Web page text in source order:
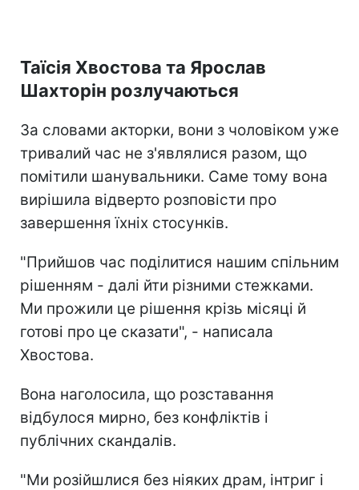
Таїсія Хвостова та Ярослав
Шахторін розлучаються
За словами акторки, вони з чоловіком уже
тривалий час не з'являлися разом, що
помітили шанувальники. Саме тому вона
вирішила відверто розповісти про
завершення їхніх стосунків.
"Прийшов час поділитися нашим спільним
рішенням - далі йти різними стежками.
Ми прожили це рішення крізь місяці й
готові про це сказати", - написала
Хвостова.
Вона наголосила, що розставання
відбулося мирно, без конфліктів і
публічних скандалів.
"Ми розійшлися без ніяких драм, інтриг і